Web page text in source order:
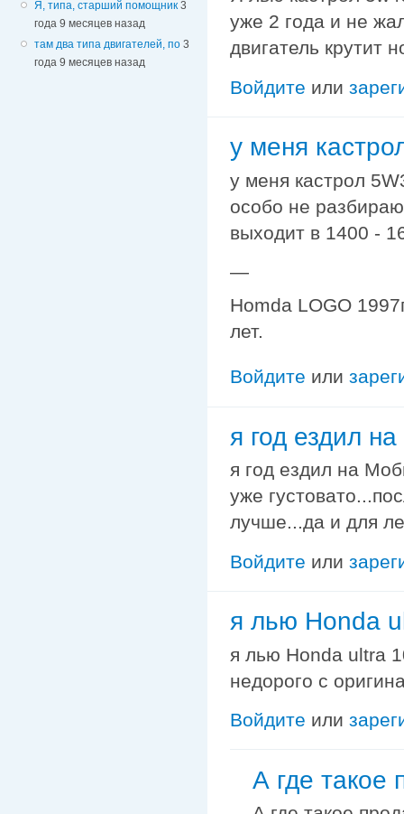
Я, типа, старший помощник 3
года 9 месяцев назад
там два типа двигателей, по 3
года 9 месяцев назад
уже 2 года и не
двигатель крутит
Войдите или
у меня
у меня кастрол
особо не
выходит в 1400 -
—
Homda LOGO
лет.
Войдите или
я год ездил
я год ездил на
уже
лучше...да и для
Войдите или
я лью Honda
я лью Honda ultra
недорого с
Войдите или
А где такое